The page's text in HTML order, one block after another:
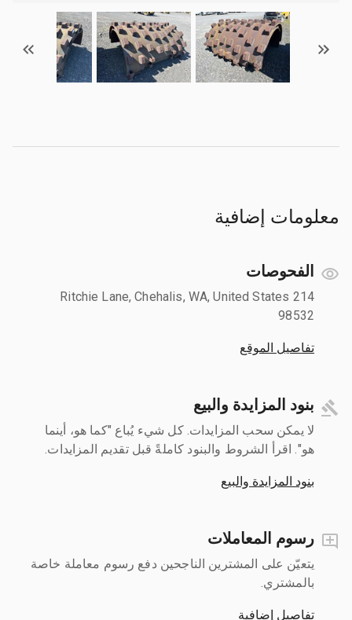
معلومات إضافية
الفحوصات
214 Ritchie Lane, Chehalis, WA, United States
98532
تفاصيل الموقع
بنود المزايدة والبيع
لا يمكن سحب المزايدات. كل شيء يُباع "كما هو، أينما
هو". اقرأ الشروط والبنود كاملةً قبل تقديم المزايدات.
بنود المزايدة والبيع
رسوم المعاملات
يتعيّن على المشترين الناجحين دفع رسوم معاملة خاصة
بالمشتري.
تفاصيل إضافية